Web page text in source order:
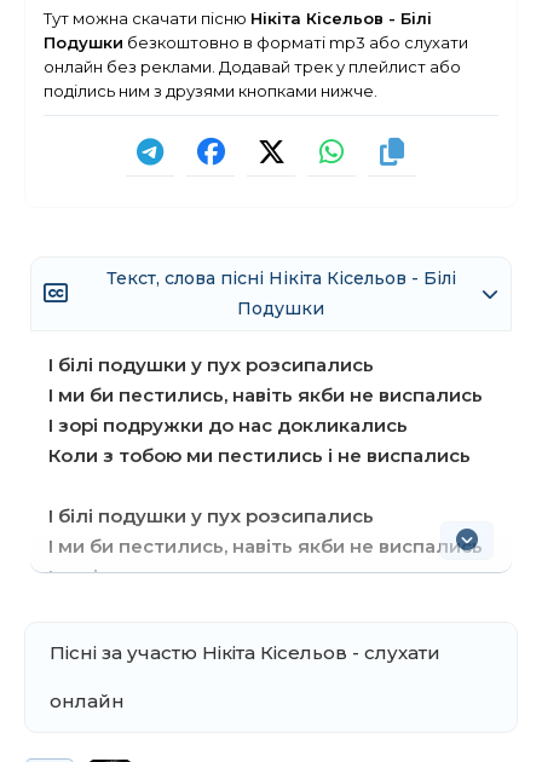
Тут можна скачати пісню Нікіта Кісельов - Білі
Подушки безкоштовно в форматі mp3 або слухати
онлайн без реклами. Додавай трек у плейлист або
поділись ним з друзями кнопками нижче.
Текст, слова пісні Нікіта Кісельов - Білі
Подушки
І білі подушки у пух розсипались
І ми би пестились, навіть якби не виспались
І зорі подружки до нас докликались
Коли з тобою ми пестились і не виспались
І білі подушки у пух розсипались
І ми би пестились, навіть якби не виспались
І зорі подружки до нас докликались
Ніжні як шовк губи твої
Розійшовся шов, на серці вийшов за краї
Пісні за участю Нікіта Кісельов - слухати
онлайн